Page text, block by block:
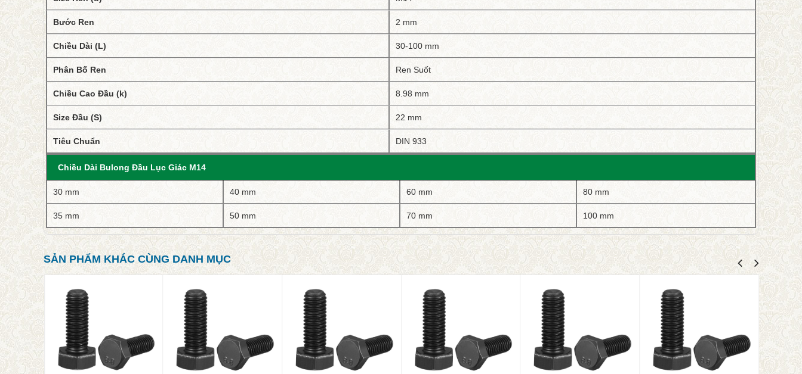
Bước Ren 2 mm
Chiều Dài (L) 30-100 mm
Phân Bố Ren Ren Suốt
Chiều Cao Đầu (k) 8.98 mm
Size Đầu (S) 22 mm
Tiêu Chuẩn DIN 933
Chiều Dài Bulong Đầu Lục Giác M14
30 mm 40 mm 60 mm 80 mm
35 mm 50 mm 70 mm 100 mm
SẢN PHẨM KHÁC CÙNG DANH MỤC